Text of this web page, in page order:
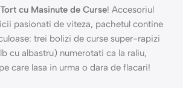
cu Masinute de Curse! Accesoriul
pasionati de viteza, pachetul contine
trei bolizi de curse super-rapizi
cu albastru) numerotati ca la raliu,
care lasa in urma o dara de flacari!